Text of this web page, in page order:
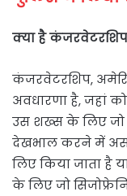
क्या है
कंजरवेटरशिप,
अवधारणा है, जहां
उस शख्स के लिए जो
देखभाल करने में
लिए किया जाता है
के लिए जो